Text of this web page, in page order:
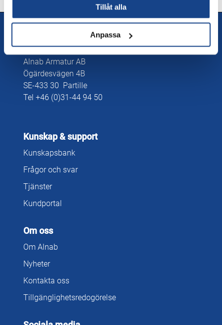
Tillåt alla
Anpassa
Kontakta oss
Alnab Armatur AB
Ögärdesvägen 4B
SE-433 30 Partille
Tel +46 (0)31-44 94 50
Kunskap & support
Kunskapsbank
Frågor och svar
Tjänster
Kundportal
Om oss
Om Alnab
Nyheter
Kontakta oss
Tillgänglighetsredogörelse